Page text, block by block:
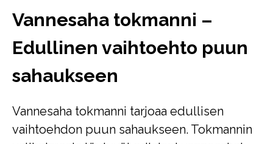
Vannesaha tokmanni –
Edullinen vaihtoehto puun
sahaukseen
Vannesaha tokmanni tarjoaa edullisen
vaihtoehdon puun sahaukseen. Tokmannin